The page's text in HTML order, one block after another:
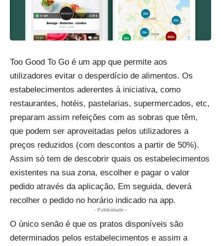
Too Good To Go é um app que permite aos
utilizadores evitar o desperdício de alimentos. Os
estabelecimentos aderentes à iniciativa, como
restaurantes, hotéis, pastelarias, supermercados, etc,
preparam assim refeições com as sobras que têm,
que podem ser aproveitadas pelos utilizadores a
preços reduzidos (com descontos a partir de 50%).
Assim só tem de descobrir quais os estabelecimentos
existentes na sua zona, escolher e pagar o valor
pedido através da aplicação, Em seguida, deverá
recolher o pedido no horário indicado na app.
- Publicidade -
O único senão é que os pratos disponíveis são
determinados pelos estabelecimentos e assim a